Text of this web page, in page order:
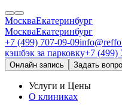
МоскваЕкатеринбург
МоскваЕкатеринбург
+7 (499) 707-09-09
кэшбэк за парковку+7 (499)
Онлайн запись Задать
Услуги и Цены
О клиниках